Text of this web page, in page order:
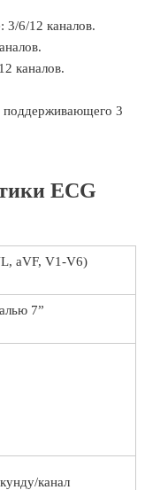
3/6/12 каналов.
каналов.
поддерживающего 3
ECG
aVF, V1-V6)
7”
канал